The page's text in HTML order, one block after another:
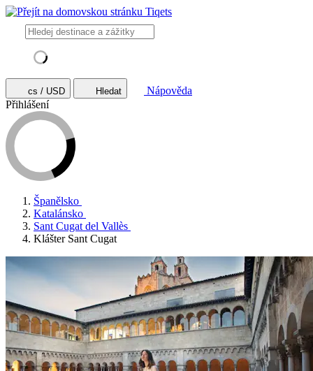
cs / USD Hledat
Nápověda
Přihlášení
Španělsko
Katalánsko
Sant Cugat del Vallès
Klášter Sant Cugat